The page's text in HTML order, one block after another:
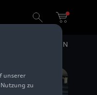
EN
unserer
zu